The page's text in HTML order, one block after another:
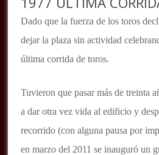
Dado que la fuerza de los toros
dejar la plaza sin actividad
última corrida de toros.
Tuvieron que pasar más de treinta
a dar otra vez vida al edificio y
recorrido (con alguna pausa por
en marzo del 2011 se inauguró un